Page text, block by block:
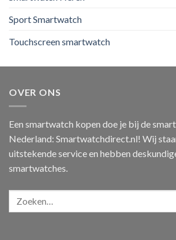
Sport Smartwatch
Touchscreen smartwatch
OVER ONS
Een smartwatch kopen doe je bij de
Nederland: Smartwatchdirect.nl! Wij
uitstekende service en hebben
smartwatches.